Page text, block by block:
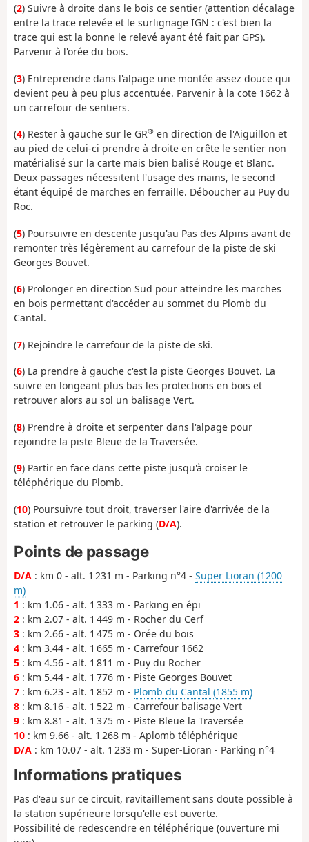
(2) Suivre à droite dans le bois ce sentier (attention décalage
entre la trace relevée et le surlignage IGN : c'est bien la
trace qui est la bonne le relevé ayant été fait par GPS).
Parvenir à l'orée du bois.
(3) Entreprendre dans l'alpage une montée assez douce qui
devient peu à peu plus accentuée. Parvenir à la cote 1662 à
un carrefour de sentiers.
(4) Rester à gauche sur le GR® en direction de l'Aiguillon et
au pied de celui-ci prendre à droite en crête le sentier non
matérialisé sur la carte mais bien balisé Rouge et Blanc.
Deux passages nécessitent l'usage des mains, le second
étant équipé de marches en ferraille. Déboucher au Puy du
Roc.
(5) Poursuivre en descente jusqu'au Pas des Alpins avant de
remonter très légèrement au carrefour de la piste de ski
Georges Bouvet.
(6) Prolonger en direction Sud pour atteindre les marches
en bois permettant d'accéder au sommet du Plomb du
Cantal.
(7) Rejoindre le carrefour de la piste de ski.
(6) La prendre à gauche c'est la piste Georges Bouvet. La
suivre en longeant plus bas les protections en bois et
retrouver alors au sol un balisage Vert.
(8) Prendre à droite et serpenter dans l'alpage pour
rejoindre la piste Bleue de la Traversée.
(9) Partir en face dans cette piste jusqu'à croiser le
téléphérique du Plomb.
(10) Poursuivre tout droit, traverser l'aire d'arrivée de la
station et retrouver le parking (D/A).
Points de passage
D/A : km 0 - alt. 1 231 m - Parking n°4 - Super Lioran (1200
m)
1 : km 1.06 - alt. 1 333 m - Parking en épi
2 : km 2.07 - alt. 1 449 m - Rocher du Cerf
3 : km 2.66 - alt. 1 475 m - Orée du bois
4 : km 3.44 - alt. 1 665 m - Carrefour 1662
5 : km 4.56 - alt. 1 811 m - Puy du Rocher
6 : km 5.44 - alt. 1 776 m - Piste Georges Bouvet
7 : km 6.23 - alt. 1 852 m - Plomb du Cantal (1855 m)
8 : km 8.16 - alt. 1 522 m - Carrefour balisage Vert
9 : km 8.81 - alt. 1 375 m - Piste Bleue la Traversée
10 : km 9.66 - alt. 1 268 m - Aplomb téléphérique
D/A : km 10.07 - alt. 1 233 m - Super-Lioran - Parking n°4
Informations pratiques
Pas d'eau sur ce circuit, ravitaillement sans doute possible à
la station supérieure lorsqu'elle est ouverte.
Possibilité de redescendre en téléphérique (ouverture mi